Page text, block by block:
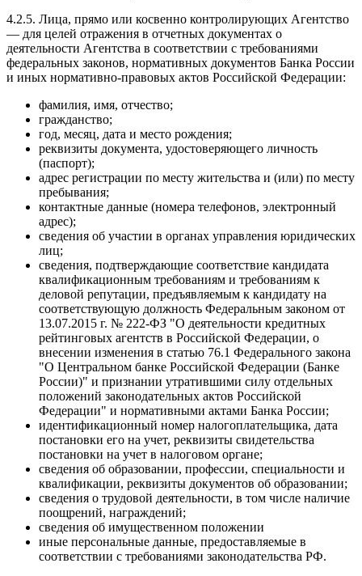
4.2.5. Лица, прямо или косвенно контролирующих Агентство
— для целей отражения в отчетных документах о
деятельности Агентства в соответствии с требованиями
федеральных законов, нормативных документов Банка России
и иных нормативно-правовых актов Российской Федерации:
фамилия, имя, отчество;
гражданство;
год, месяц, дата и место рождения;
реквизиты документа, удостоверяющего личность
(паспорт);
адрес регистрации по месту жительства и (или) по месту
пребывания;
контактные данные (номера телефонов, электронный
адрес);
сведения об участии в органах управления юридических
лиц;
сведения, подтверждающие соответствие кандидата
квалификационным требованиям и требованиям к
деловой репутации, предъявляемым к кандидату на
соответствующую должность Федеральным законом от
13.07.2015 г. № 222-ФЗ "О деятельности кредитных
рейтинговых агентств в Российской Федерации, о
внесении изменения в статью 76.1 Федерального закона
"О Центральном банке Российской Федерации (Банке
России)" и признании утратившими силу отдельных
положений законодательных актов Российской
Федерации" и нормативными актами Банка России;
идентификационный номер налогоплательщика, дата
постановки его на учет, реквизиты свидетельства
постановки на учет в налоговом органе;
сведения об образовании, профессии, специальности и
квалификации, реквизиты документов об образовании;
сведения о трудовой деятельности, в том числе наличие
поощрений, награждений;
сведения об имущественном положении
иные персональные данные, предоставляемые в
соответствии с требованиями законодательства РФ.